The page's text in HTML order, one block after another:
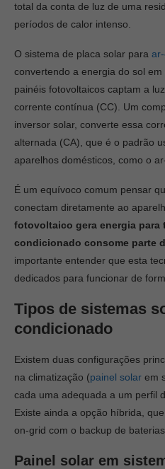
total da conta de luz de uma
períodos de calor intenso.
O sistema de placa solar para
convertendo a energia do sol
painéis fotovoltaicos captam a
corrente contínua (CC). Um
inversor solar, converte essa
alternada (CA), que é o padrão
aparelhos domésticos, como o
É um equívoco comum pensar
conectam diretamente ao
fotovoltaico gera energia para
condicionado consome parte
importante entender que esta
dedicados para funcionar de
Tipos de sistemas
condicionado
Existem duas configurações
na climatização (painel solar em
cada uma adequada a um perfil
Existe ainda a opção híbrida,
on-grid com o backup de
Painel solar em